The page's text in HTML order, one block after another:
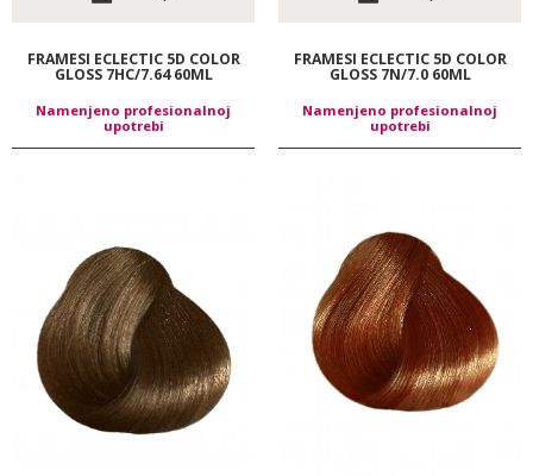
FRAMESI ECLECTIC 5D COLOR
GLOSS 7HC/7.64 60ML
Namenjeno profesionalnoj
upotrebi
FRAMESI ECLECTIC 5D COLOR
GLOSS 7N/7.0 60ML
Namenjeno profesionalnoj
upotrebi